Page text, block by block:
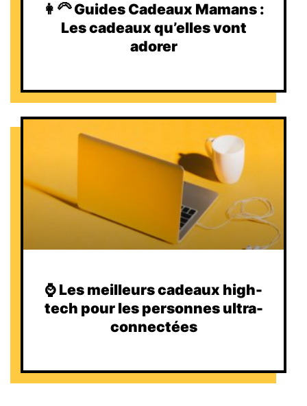
👩‍🦳 Guides Cadeaux Mamans :
Les cadeaux qu’elles vont
adorer
⌚️ Les meilleurs cadeaux high-
tech pour les personnes ultra-
connectées